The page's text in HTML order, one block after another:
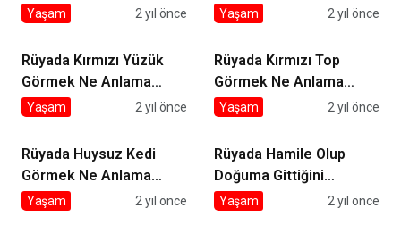
Ne Anlama Gelir?
Yaşam 2 yıl önce
Gelir?
Yaşam 2 yıl önce
Rüyada Kırmızı Yüzük
Görmek Ne Anlama
Gelir?
Yaşam 2 yıl önce
Rüyada Kırmızı Top
Görmek Ne Anlama
Gelir?
Yaşam 2 yıl önce
Rüyada Huysuz Kedi
Görmek Ne Anlama
Gelir?
Yaşam 2 yıl önce
Rüyada Hamile Olup
Doğuma Gittiğini
Görmek Ne Anlama
Yaşam 2 yıl önce